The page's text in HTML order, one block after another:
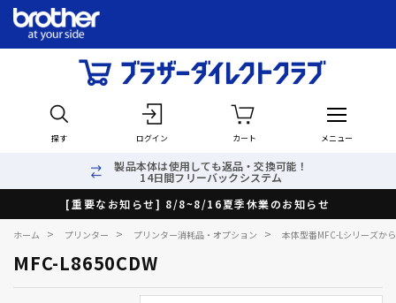
探す ログイン カート メニュー
製品本体は使用しても返品・交換可能！
14日間フリーバックシステム
[重要なお知らせ] 8/8~8/16夏季休業のお知らせ
ホーム > プリンター > プリンター消耗品・オプション > 本体型番MFC-Lシリーズか
MFC-L8650CDW